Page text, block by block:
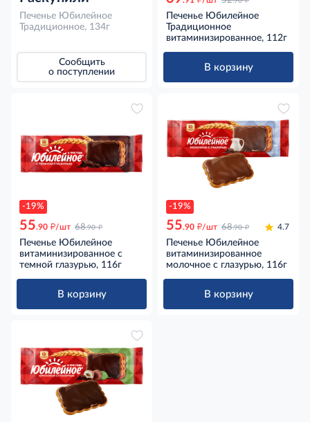
Печенье Юбилейное
Традиционное, 134г
Сообщить
о поступлении
Печенье Юбилейное
Традиционное
витаминизированное, 112г
В корзину
-19%
55.90 д/шт 68.90 д
Печенье Юбилейное
витаминизированное с
темной глазурью, 116г
В корзину
-19%
55.90 д/шт 68.90 д 4.7
Печенье Юбилейное
витаминизированное
молочное с глазурью, 116г
В корзину